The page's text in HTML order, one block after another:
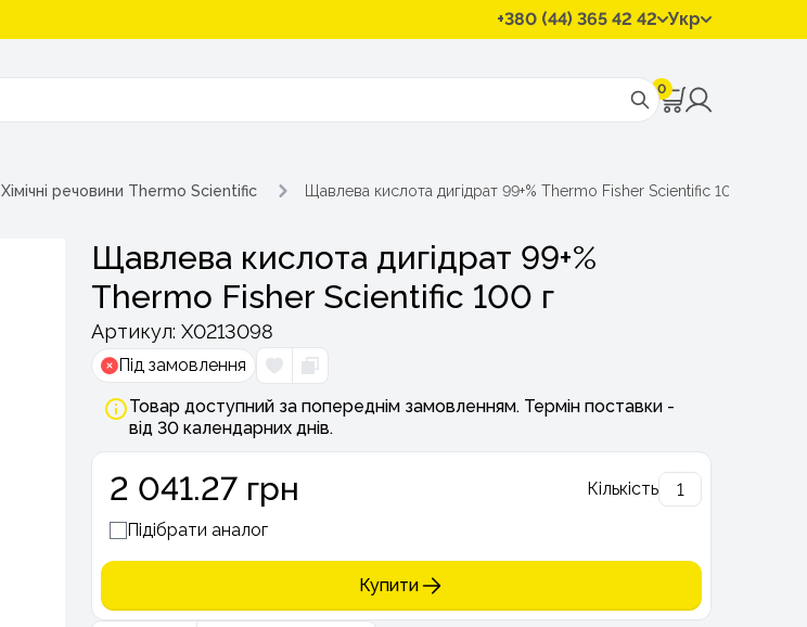
+380 (44) 365 42 42 Укр
0
Хімічні речовини Thermo Scientific Щавлева кислота дигідрат 99+% Thermo Fisher Scientific 100 г
Щавлева кислота дигідрат 99+%
Thermo Fisher Scientific 100 г
Артикул: Х0213098
Під замовлення
Товар доступний за попереднім замовленням. Термін поставки -
від 30 календарних днів.
2 041.27 грн
Кількість
Підібрати аналог
Купити